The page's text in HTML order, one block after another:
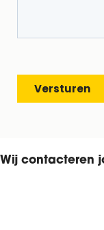
Wij contacteren